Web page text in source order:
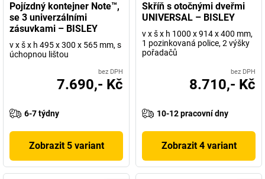
Pojízdný kontejner Note™,
se 3 univerzálními
zásuvkami – BISLEY
v x š x h 495 x 300 x 565 mm, s
úchopnou lištou
bez DPH
7.690,- Kč
6-7 týdny
Zobrazit 5 variant
Skříň s otočnými dveřmi
UNIVERSAL – BISLEY
v x š x h 1000 x 914 x 400 mm,
1 pozinkovaná police, 2 výšky
pořadačů
bez DPH
8.710,- Kč
10-12 pracovní dny
Zobrazit 4 variant